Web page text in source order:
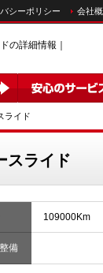
シーポリシー 会社
の詳細情報｜
ライド
スライド
109000Km
備